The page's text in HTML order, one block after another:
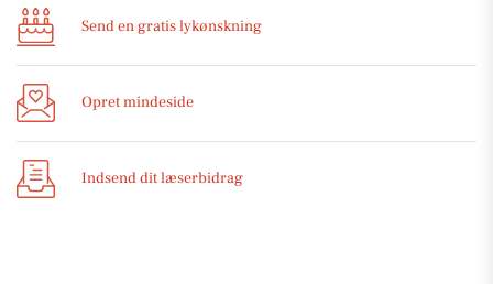
Send en gratis lykønskning
Opret mindeside
Indsend dit læserbidrag